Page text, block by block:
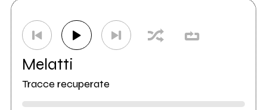
Melatti
Tracce recuperate